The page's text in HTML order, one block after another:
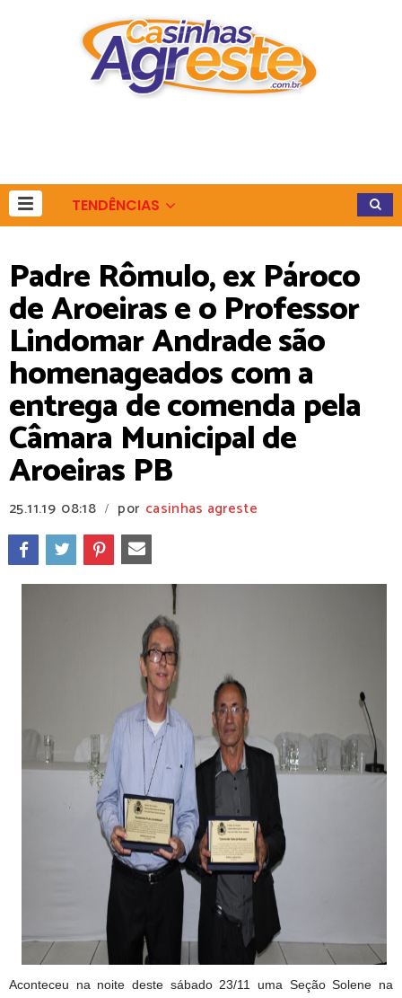
TENDÊNCIAS
Padre Rômulo, ex Pároco
de Aroeiras e o Professor
Lindomar Andrade são
homenageados com a
entrega de comenda pela
Câmara Municipal de
Aroeiras PB
25.11.19 08:18 / por casinhas agreste
Aconteceu na noite deste sábado 23/11 uma Seção Solene na